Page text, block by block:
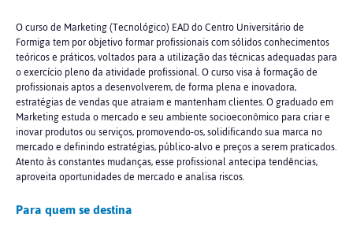
O curso de Marketing (Tecnológico) EAD do Centro Universitário de
Formiga tem por objetivo formar profissionais com sólidos conhecimentos
teóricos e práticos, voltados para a utilização das técnicas adequadas para
o exercício pleno da atividade profissional. O curso visa à formação de
profissionais aptos a desenvolverem, de forma plena e inovadora,
estratégias de vendas que atraiam e mantenham clientes. O graduado em
Marketing estuda o mercado e seu ambiente socioeconômico para criar e
inovar produtos ou serviços, promovendo-os, solidificando sua marca no
mercado e definindo estratégias, público-alvo e preços a serem praticados.
Atento às constantes mudanças, esse profissional antecipa tendências,
aproveita oportunidades de mercado e analisa riscos.
Para quem se destina